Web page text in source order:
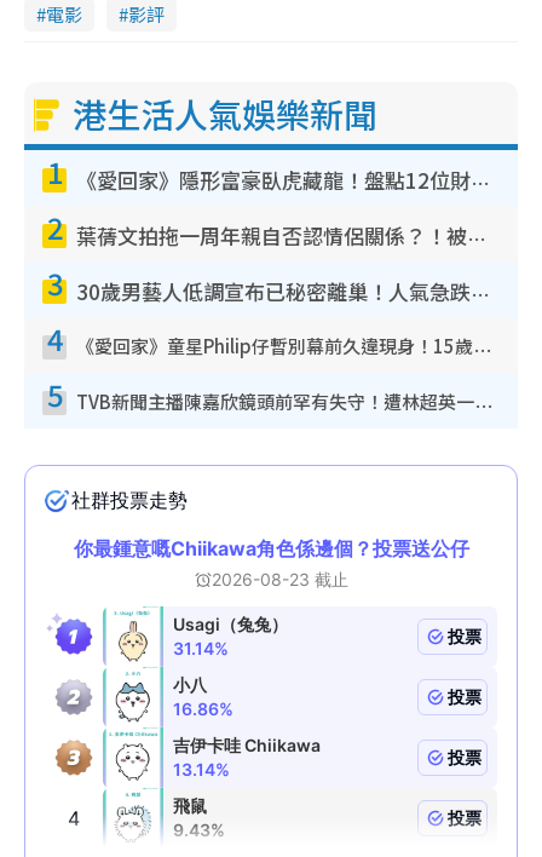
電影 影評
港生活人氣娛樂新聞
1 《愛回家》隱形富豪臥虎藏龍！盤點12位財氣逼人的有錢藝人：呢位靚女3億身家唔憂做
2 葉蒨文拍拖一周年親自否認情侶關係？！被質疑感情造假竟稱GM「普通同事」
3 30歲男藝人低調宣布已秘密離巢！人氣急跌變失蹤人口︰「這幾年過得並不容易」
4 《愛回家》童星Philip仔暫別幕前久違現身！15歲近況暴風長高蛻變帥氣少男
5 TVB新聞主播陳嘉欣鏡頭前罕有失守！遭林超英一句說話突襲嚇親當場大笑